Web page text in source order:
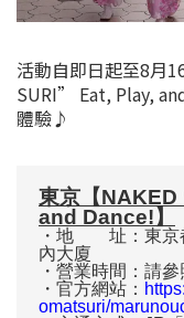
活動自即日起至8月
SURI” Eat, Play,
體驗♪
東京【NAKED
and Dance!】
・地 址：東京
內大廈
・營業時間：請
・官方網站：
omatsuri/